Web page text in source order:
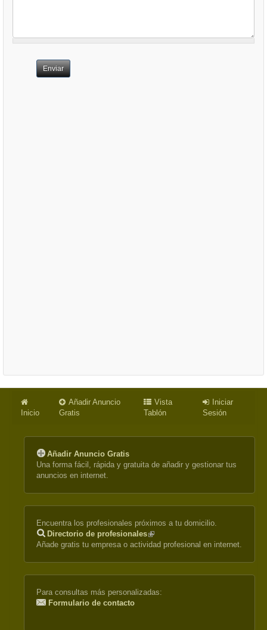
Enviar
Inicio
Añadir Anuncio
Gratis
Vista
Tablón
Iniciar
Sesión
Añadir Anuncio Gratis
Una forma fácil, rápida y gratuita de añadir y gestionar tus
anuncios en internet.
Encuentra los profesionales próximos a tu domicilio.
Directorio de profesionales(link
is
Añade gratis tu empresa o actividad profesional en internet.
Para consultas más personalizadas:
Formulario de contacto